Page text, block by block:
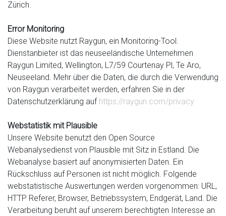
Zürich.
Error Monitoring
Diese Website nutzt Raygun, ein Monitoring-Tool.
Dienstanbieter ist das neuseeländische Unternehmen
Raygun Limited, Wellington, L7/59 Courtenay Pl, Te Aro,
Neuseeland. Mehr über die Daten, die durch die Verwendung
von Raygun verarbeitet werden, erfahren Sie in der
Datenschutzerklärung auf https://raygun.com/privacy
Webstatistik mit Plausible
Unsere Website benutzt den Open Source
Webanalysedienst von Plausible mit Sitz in Estland. Die
Webanalyse basiert auf anonymisierten Daten. Ein
Rückschluss auf Personen ist nicht möglich. Folgende
webstatistische Auswertungen werden vorgenommen: URL,
HTTP Referer, Browser, Betriebssystem, Endgerät, Land. Die
Verarbeitung beruht auf unserem berechtigten Interesse an